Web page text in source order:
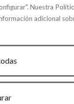
de la
Nuestra
adicional